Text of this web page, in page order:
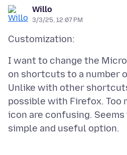
Willo
3/3/25, 12:07 PM
I want to change the
on shortcuts to a number
Unlike with other
possible with Firefox. Too
icon are confusing.